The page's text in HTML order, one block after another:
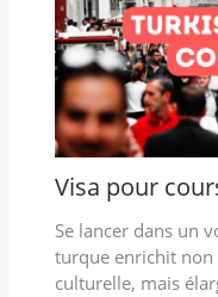
Visa pour
Se lancer dans un
turque enrichit non
culturelle, mais